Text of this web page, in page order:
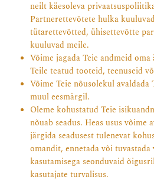
neilt käesoleva
Partnerettevõtete hulka
tütarettevõtted, ühisettevõtte
kuuluvad meile.
Võime jagada Teie andmeid
Teile teatud tooteid, teenuseid
Võime Teie nõusolekul avaldada
muul eesmärgil.
Oleme kohustatud Teie
nõuab seadus. Heas usus võime
järgida seadusest tulenevat
omandit, ennetada või
kasutamisega seonduvaid
kasutajate turvalisus.